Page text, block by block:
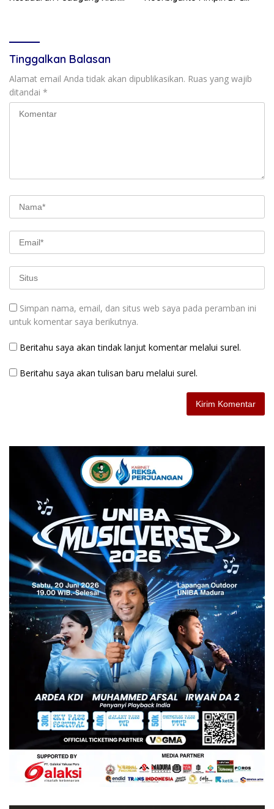
Tinggalkan Balasan
Alamat email Anda tidak akan dipublikasikan. Ruas yang wajib
ditandai *
Simpan nama, email, dan situs web saya pada peramban ini
untuk komentar saya berikutnya.
Beritahu saya akan tindak lanjut komentar melalui surel.
Beritahu saya akan tulisan baru melalui surel.